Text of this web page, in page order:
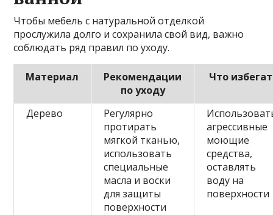
Чтобы мебель с натуральной отделкой
прослужила долго и сохранила свой вид, важно
соблюдать ряд правил по уходу.
Материал
Рекомендации
по уходу
Что
Дерево
Регулярно
протирать
мягкой тканью,
использовать
специальные
масла и воски
для защиты
поверхности
агрессивные
моющие
средства,
оставлять
воду на
поверхности